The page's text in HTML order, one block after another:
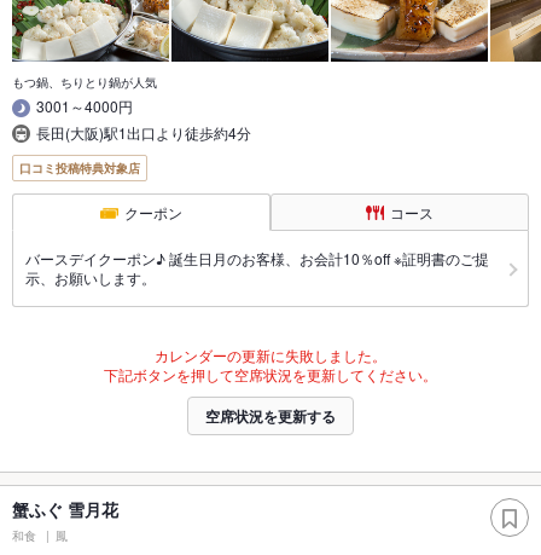
もつ鍋、ちりとり鍋が人気
3001～4000円
長田(大阪)駅1出口より徒歩約4分
口コミ投稿特典対象店
クーポン コース
バースデイクーポン♪ 誕生日月のお客様、お会計10％off ※証明書のご提
示、お願いします。
カレンダーの更新に失敗しました。
下記ボタンを押して空席状況を更新してください。
空席状況を更新する
蟹ふぐ 雪月花
和食 鳳